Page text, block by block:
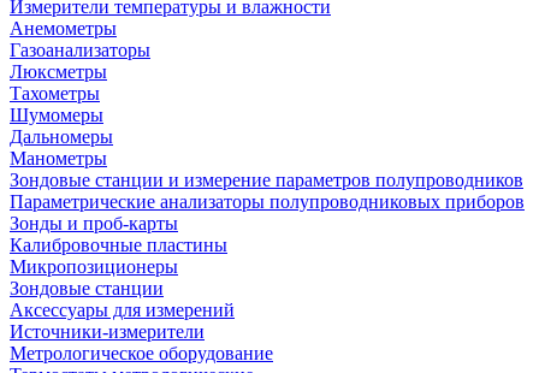
Измерители температуры и влажности
Анемометры
Газоанализаторы
Люксметры
Тахометры
Шумомеры
Дальномеры
Манометры
Зондовые станции и измерение параметров полупроводников
Параметрические анализаторы полупроводниковых приборов
Зонды и проб-карты
Калибровочные пластины
Микропозиционеры
Зондовые станции
Аксессуары для измерений
Источники-измерители
Метрологическое оборудование